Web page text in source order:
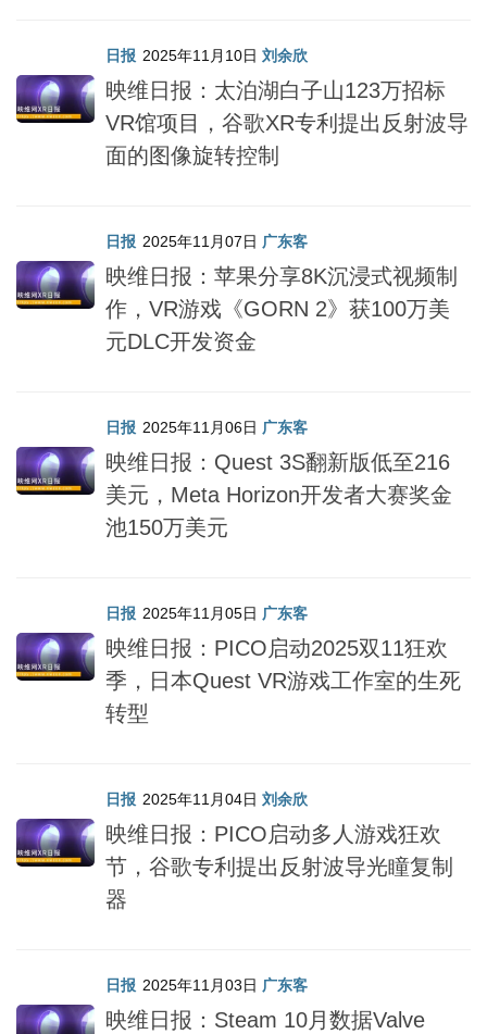
日报 2025年11月10日 刘余欣
映维日报：太泊湖白子山123万招标
VR馆项目，谷歌XR专利提出反射波导
面的图像旋转控制
日报 2025年11月07日 广东客
映维日报：苹果分享8K沉浸式视频制
作，VR游戏《GORN 2》获100万美
元DLC开发资金
日报 2025年11月06日 广东客
映维日报：Quest 3S翻新版低至216
美元，Meta Horizon开发者大赛奖金
池150万美元
日报 2025年11月05日 广东客
映维日报：PICO启动2025双11狂欢
季，日本Quest VR游戏工作室的生死
转型
日报 2025年11月04日 刘余欣
映维日报：PICO启动多人游戏狂欢
节，谷歌专利提出反射波导光瞳复制
器
日报 2025年11月03日 广东客
映维日报：Steam 10月数据Valve